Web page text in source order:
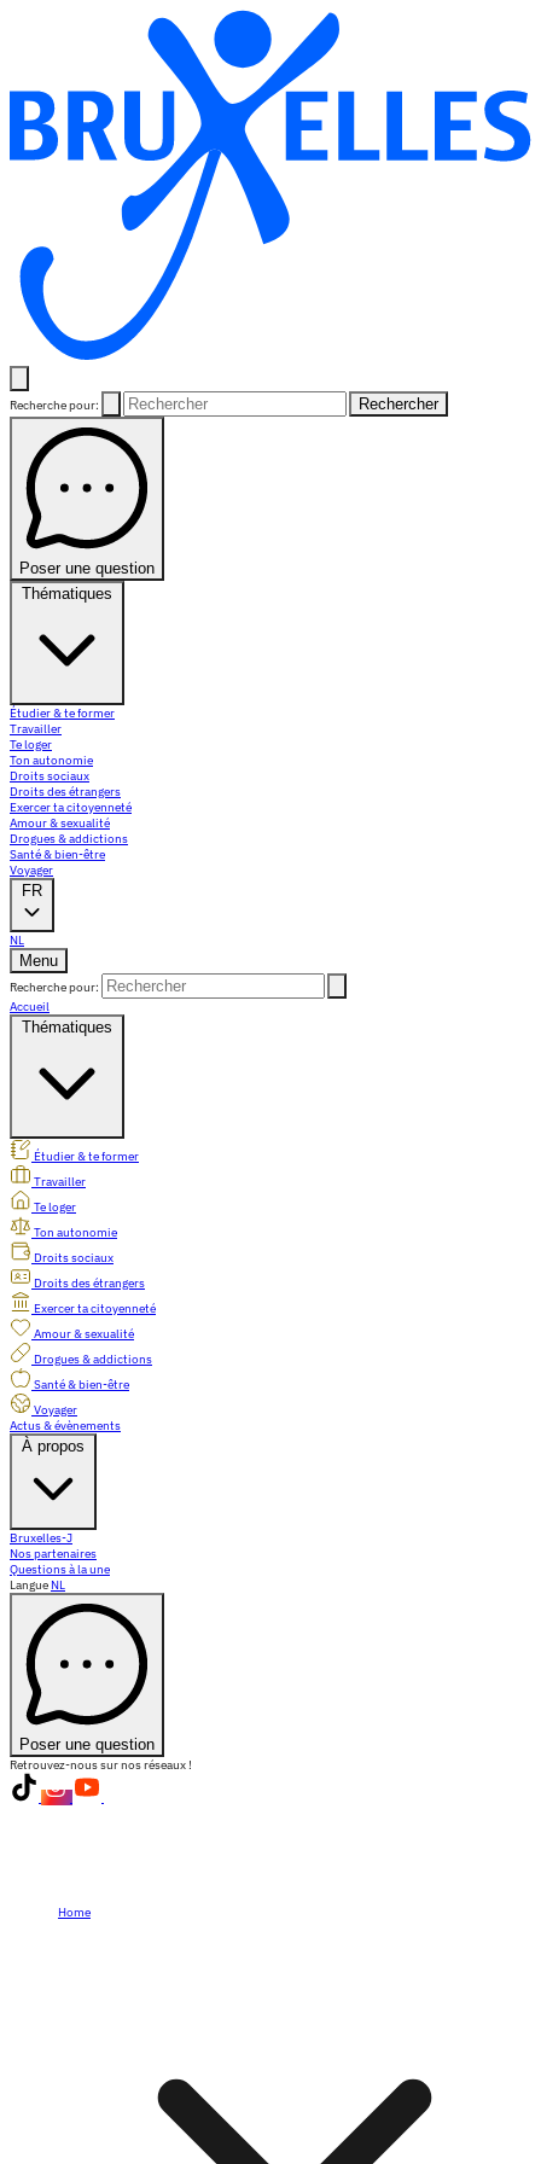
Recherche pour: Rechercher
Poser une question
Thématiques
Étudier & te former
Travailler
Te loger
Ton autonomie
Droits sociaux
Droits des étrangers
Exercer ta citoyenneté
Amour & sexualité
Drogues & addictions
Santé & bien-être
Voyager
FR
NL
Menu
Recherche pour:
Accueil
Thématiques
Étudier & te former
Travailler
Te loger
Ton autonomie
Droits sociaux
Droits des étrangers
Exercer ta citoyenneté
Amour & sexualité
Drogues & addictions
Santé & bien-être
Voyager
Actus & évènements
À propos
Bruxelles-J
Nos partenaires
Questions à la une
Langue NL
Poser une question
Retrouvez-nous sur nos réseaux !
Home